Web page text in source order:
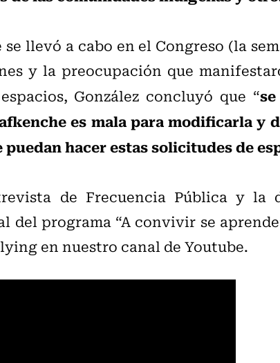
llevó a cabo en el Congreso (la
y la preocupación que
González concluyó que “
es mala para modificarla y
hacer estas solicitudes de
de Frecuencia Pública y la
programa “A convivir se
en nuestro canal de Youtube.